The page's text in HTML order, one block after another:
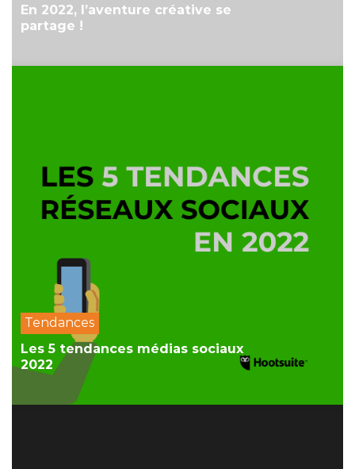
En 2022, l’aventure créative se
partage !
Tendances
Les 5 tendances médias sociaux
2022